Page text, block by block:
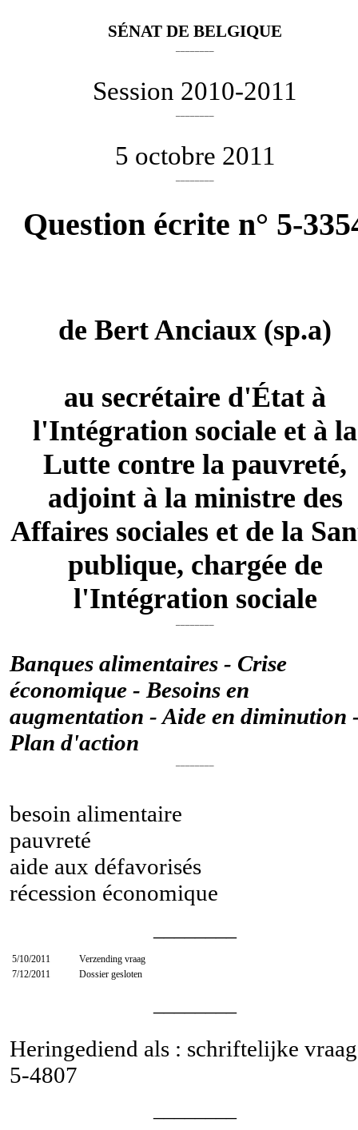
SÉNAT DE BELGIQUE
Session 2010-2011
5 octobre 2011
Question écrite n° 5-
deBert Anciaux (sp.a)
au secrétaire d'État à
l'Intégration sociale et à la
Lutte contre la pauvreté,
adjoint à la ministre des
Affaires sociales et de la
publique, chargée de
l'Intégration sociale
Banques alimentaires - Crise
économique - Besoins en
augmentation - Aide en diminution
Plan d'action
besoin alimentaire
pauvreté
aide aux défavorisés
récession économique
5/10/2011
Verzending vraag
7/12/2011
Dossier gesloten
Heringediend als : schriftelijke vraag
5-4807